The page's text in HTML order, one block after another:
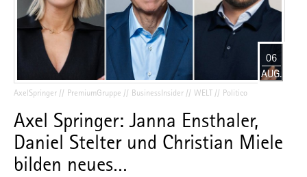
06
AUG.
AxelSpringer PremiumGruppe BusinessInsider WELT Politico
Axel Springer: Janna Ensthaler,
Daniel Stelter und Christian Miele
bilden neues…